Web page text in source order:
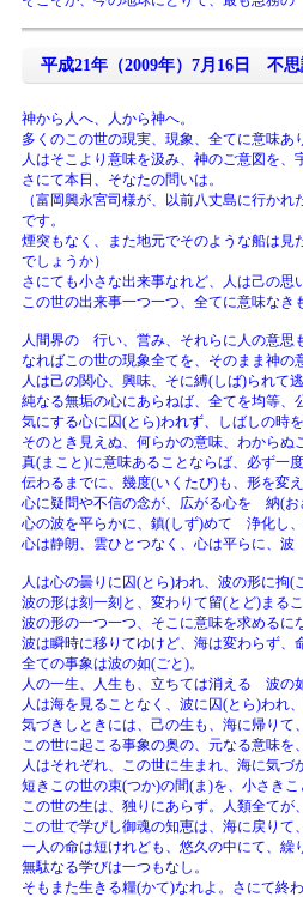
平成21年（2009年）7月16日 不
神から人へ、人から神へ。
多くのこの世の現実、現象、全てに意味あ
人はそこより意味を汲み、神のご意図を
さにて本日、そなたの問いは。
（富岡興永宮司様が、以前八丈島に行か
です。
煙突もなく、また地元でそのような船は
でしょうか）
さにても小さな出来事なれど、人は己の
この世の出来事一つ一つ、全てに意味な
人間界の 行い、営み、それらに人の意思
なればこの世の現象全てを、そのまま神
人は己の関心、興味、そに縛(しば)られて
純なる無垢の心にあらねば、全てを均等、
気にする心に囚(とら)われず、しばしの
そのとき見えぬ、何らかの意味、わからぬ
真(まこと)に意味あることならば、必ず一
伝わるまでに、幾度(いくたび)も、形を変
心に疑問や不信の念が、広がる心を 納(お
心の波を平らかに、鎮(しず)めて 浄化し、
心は静朗、雲ひとつなく、心は平らに、波
人は心の曇りに囚(とら)われ、波の形に
波の形は刻一刻と、変わりて留(とど)まるこ
波の形の一つ一つ、そこに意味を求めるに
波は瞬時に移りてゆけど、海は変わらず、
全ての事象は波の如(ごと)。
人の一生、人生も、立ちては消える 波の
人は海を見ることなく、波に囚(とら)われ、
気づきしときには、己の生も、海に帰りて
この世に起こる事象の奥の、元なる意味を
人はそれぞれ、この世に生まれ、海に気づ
短きこの世の束(つか)の間(ま)を、小さき
この世の生は、独りにあらず。人類全て
この世で学びし御魂の知恵は、海に戻り
一人の命は短けれども、悠久の中にて、
無駄なる学びは一つもなし。
そもまた生きる糧(かて)なれよ。さにて終わ